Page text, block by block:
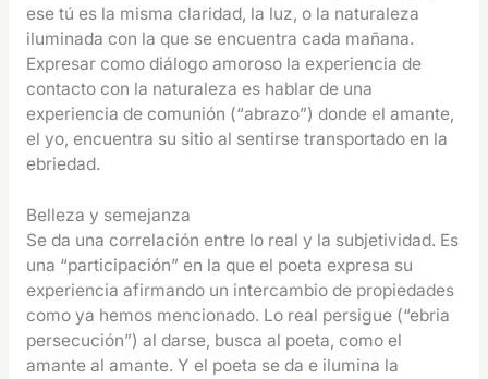
ese tú es la misma claridad, la luz, o la naturaleza
iluminada con la que se encuentra cada mañana.
Expresar como diálogo amoroso la experiencia de
contacto con la naturaleza es hablar de una
experiencia de comunión (“abrazo”) donde el amante,
el yo, encuentra su sitio al sentirse transportado en la
ebriedad.
Belleza y semejanza
Se da una correlación entre lo real y la subjetividad. Es
una “participación” en la que el poeta expresa su
experiencia afirmando un intercambio de propiedades
como ya hemos mencionado. Lo real persigue (“ebria
persecución”) al darse, busca al poeta, como el
amante al amante. Y el poeta se da e ilumina la